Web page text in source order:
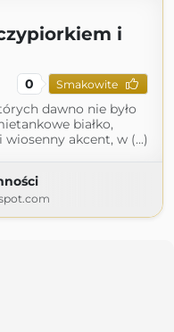
i
0 Smakowite
dawno nie było
białko,
akcent, w (...)